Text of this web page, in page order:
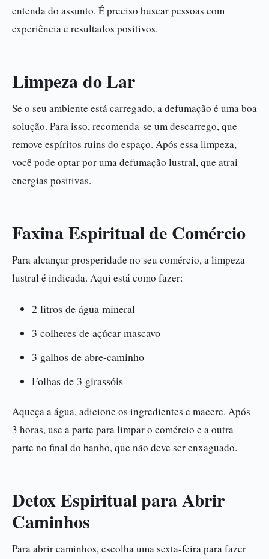
entenda do assunto. É preciso buscar pessoas com
experiência e resultados positivos.
Limpeza do Lar
Se o seu ambiente está carregado, a defumação é uma boa
solução. Para isso, recomenda-se um descarrego, que
remove espíritos ruins do espaço. Após essa limpeza,
você pode optar por uma defumação lustral, que atrai
energias positivas.
Faxina Espiritual de Comércio
Para alcançar prosperidade no seu comércio, a limpeza
lustral é indicada. Aqui está como fazer:
2 litros de água mineral
3 colheres de açúcar mascavo
3 galhos de abre-caminho
Folhas de 3 girassóis
Aqueça a água, adicione os ingredientes e macere. Após
3 horas, use a parte para limpar o comércio e a outra
parte no final do banho, que não deve ser enxaguado.
Detox Espiritual para Abrir
Caminhos
Para abrir caminhos, escolha uma sexta-feira para fazer